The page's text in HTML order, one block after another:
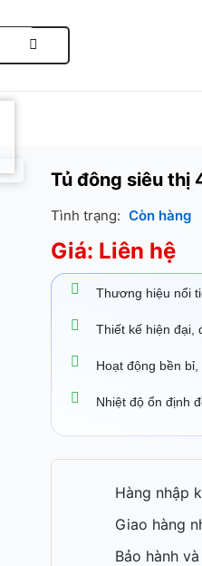
Tủ đông siêu thị
Tình trạng: Còn hàng
Giá: Liên hệ
Thương hiệu nổi
Thiết kế hiện đại,
Hoạt động bền bỉ,
Nhiệt độ ổn định
Hàng nhập
Giao hàng
Bảo hành